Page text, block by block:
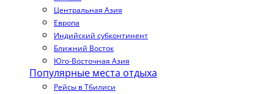
Центральная Азия
Европа
Индийский субконтинент
Ближний Восток
Юго-Восточная Азия
Популярные места отдыха
Рейсы в Тбилиси